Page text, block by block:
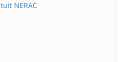
NERAC